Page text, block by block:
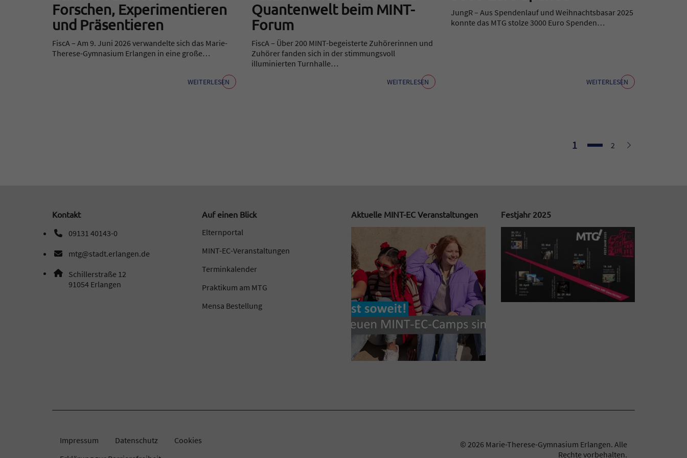
Forschen, Experimentieren
und Präsentieren
FiscA – Am 9. Juni 2026 verwandelte sich das Marie-
Therese-Gymnasium Erlangen in eine große…
WEITERLESEN
Quantenwelt beim MINT-
Forum
FiscA – Über 200 MINT-begeisterte Zuhörerinnen und
Zuhörer fanden sich in der stimmungsvoll
illuminierten Turnhalle…
WEITERLESEN
JungR – Aus Spendenlauf und Weihnachtsbasar 2025
konnte das MTG stolze 3000 Euro Spenden…
WEITERLESEN
Seite
1 Seite
2 Weiter
Kontakt
09131 40143-0
Telefonnummer: 0 9 1 3 1 4 0 1 4 3 0
mtg@stadt.erlangen.de
E-Mail Adresse: mtg@stadt.erlangen.de
Adresse:
Schillerstraße 12
91054 , 9 1 0 5 4
Erlangen
Auf einen Blick
Elternportal
MINT-EC-Veranstaltungen
Terminkalender
Praktikum am MTG
Mensa Bestellung
Aktuelle MINT-EC Veranstaltungen Festjahr 2025
Impressum Datenschutz
Cookies
© 2026 Marie-Therese-Gymnasium Erlangen. Alle
Rechte vorbehalten.